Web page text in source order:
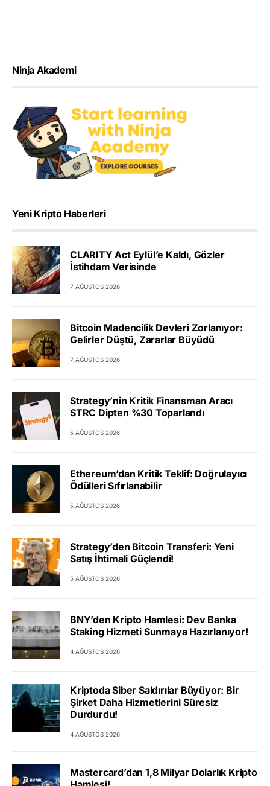
Ninja Akademi
Yeni Kripto Haberleri
CLARITY Act Eylül’e Kaldı, Gözler
İstihdam Verisinde
7 AĞUSTOS 2026
Bitcoin Madencilik Devleri Zorlanıyor:
Gelirler Düştü, Zararlar Büyüdü
7 AĞUSTOS 2026
Strategy’nin Kritik Finansman Aracı
STRC Dipten %30 Toparlandı
5 AĞUSTOS 2026
Ethereum’dan Kritik Teklif: Doğrulayıcı
Ödülleri Sıfırlanabilir
5 AĞUSTOS 2026
Strategy’den Bitcoin Transferi: Yeni
Satış İhtimali Güçlendi!
5 AĞUSTOS 2026
BNY’den Kripto Hamlesi: Dev Banka
Staking Hizmeti Sunmaya Hazırlanıyor!
4 AĞUSTOS 2026
Kriptoda Siber Saldırılar Büyüyor: Bir
Şirket Daha Hizmetlerini Süresiz
Durdurdu!
4 AĞUSTOS 2026
Mastercard’dan 1,8 Milyar Dolarlık Kripto